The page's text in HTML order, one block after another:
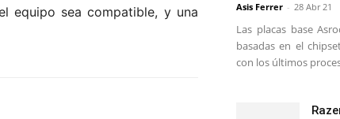
equipo sea compatible, y una
Asis Ferrer - 28 Abr 21
Las placas base
basadas en el
con los últimos